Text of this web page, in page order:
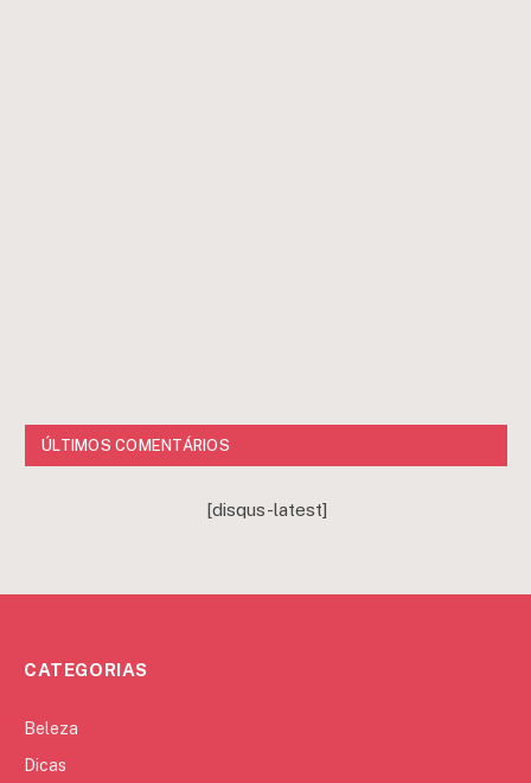
ÚLTIMOS COMENTÁRIOS
[disqus-latest]
CATEGORIAS
Beleza
Dicas